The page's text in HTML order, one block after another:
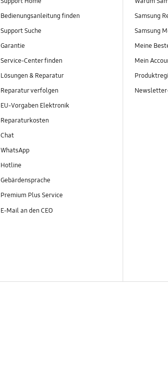
Bedienungsanleitung finden
Support Suche
Garantie
Service-Center finden
Lösungen & Reparatur
Reparatur verfolgen
EU-Vorgaben Elektronik
Reparaturkosten
Chat
WhatsApp
Hotline
Gebärdensprache
Premium Plus Service
E-Mail an den CEO
Samsung
Samsung
Meine
Mein